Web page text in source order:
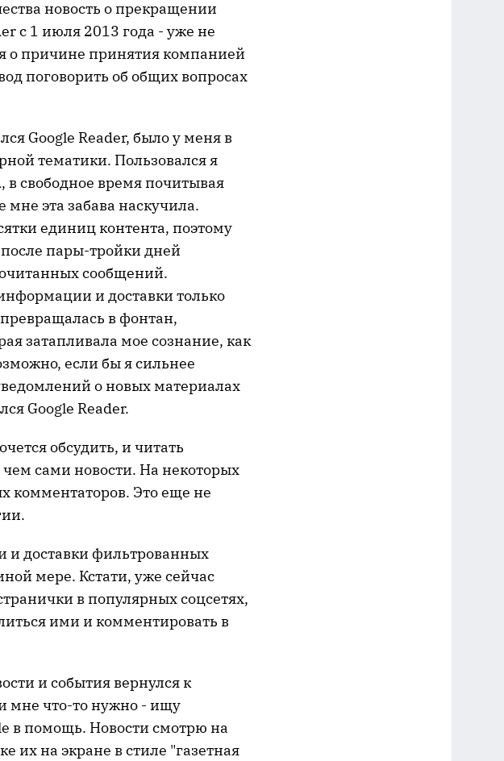
новость о прекращении
с 1 июля 2013 года - уже не
о причине принятия компанией
поговорить об общих вопросах
Google Reader, было у меня в
тематики. Пользовался я
свободное время почитывая
эта забава наскучила.
единиц контента, поэтому
пары-тройки дней
сообщений.
и доставки только
в фонтан,
затапливала мое сознание, как
если бы я сильнее
о новых материалах
Google Reader.
обсудить, и читать
сами новости. На некоторых
комментаторов. Это еще не
и доставки фильтрованных
мере. Кстати, уже сейчас
в популярных соцсетях,
ими и комментировать в
и события вернулся к
мне что-то нужно - ищу
в помощь. Новости смотрю на
их на экране в стиле "газетная